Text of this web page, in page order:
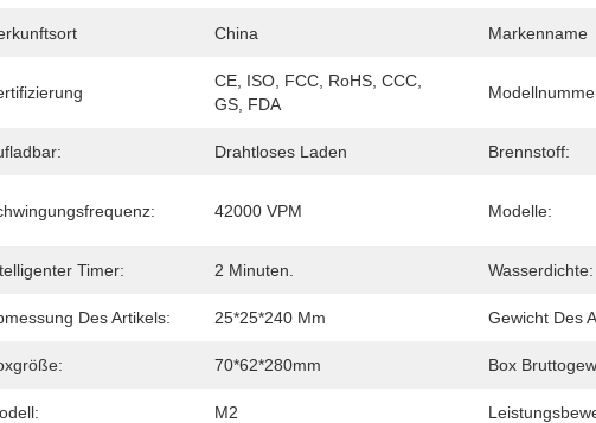
China Markenname
CE, ISO, FCC, RoHS, CCC,
GS, FDA
Drahtloses Laden Brennstoff:
42000 VPM Modelle:
Timer: 2 Minuten. Wasserdichte:
Des Artikels: 25*25*240 Mm Gewicht Des
70*62*280mm Box
M2